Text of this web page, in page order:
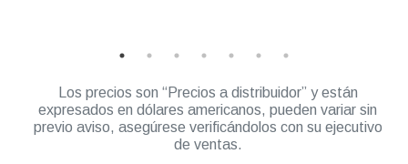
Los precios son “Precios a distribuidor” y están
expresados en dólares americanos, pueden variar sin
previo aviso, asegúrese verificándolos con su ejecutivo
de ventas.